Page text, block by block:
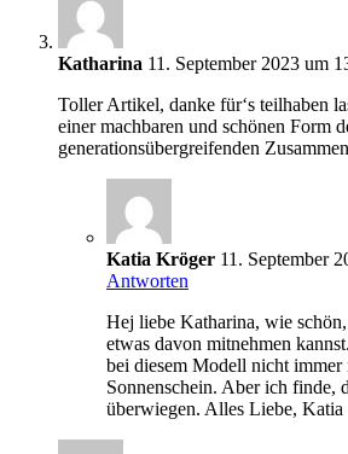
Katharina 11. September 2023 um
Toller Artikel, danke für‘s teilhaben
einer machbaren und schönen Form
generationsübergreifenden
Katia Kröger 11. September
Antworten
Hej liebe Katharina, wie
etwas davon mitnehmen
bei diesem Modell nicht immer
Sonnenschein. Aber ich finde,
überwiegen. Alles Liebe, Katia